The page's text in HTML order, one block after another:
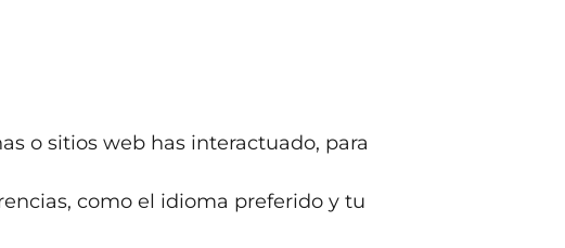
o sitios web has interactuado, para
como el idioma preferido y tu